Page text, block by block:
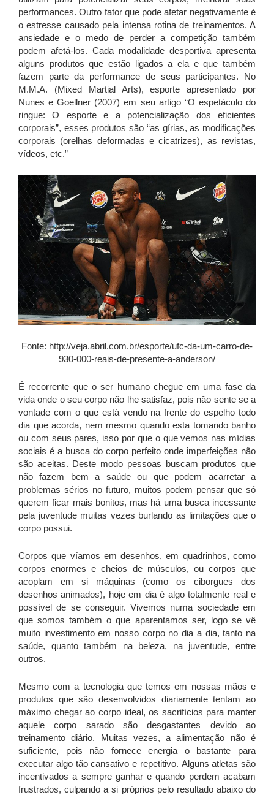
performances. Outro fator que pode afetar negativamente é
o estresse causado pela intensa rotina de treinamentos. A
ansiedade e o medo de perder a competição também
podem afetá-los. Cada modalidade desportiva apresenta
alguns produtos que estão ligados a ela e que também
fazem parte da performance de seus participantes. No
M.M.A. (Mixed Martial Arts), esporte apresentado por
Nunes e Goellner (2007) em seu artigo “O espetáculo do
ringue: O esporte e a potencialização dos eficientes
corporais”, esses produtos são “as gírias, as modificações
corporais (orelhas deformadas e cicatrizes), as revistas,
vídeos, etc.”
Fonte: http://veja.abril.com.br/esporte/ufc-da-um-carro-de-
930-000-reais-de-presente-a-anderson/
É recorrente que o ser humano chegue em uma fase da
vida onde o seu corpo não lhe satisfaz, pois não sente se a
vontade com o que está vendo na frente do espelho todo
dia que acorda, nem mesmo quando esta tomando banho
ou com seus pares, isso por que o que vemos nas mídias
sociais é a busca do corpo perfeito onde imperfeições não
são aceitas. Deste modo pessoas buscam produtos que
não fazem bem a saúde ou que podem acarretar a
problemas sérios no futuro, muitos podem pensar que só
querem ficar mais bonitos, mas há uma busca incessante
pela juventude muitas vezes burlando as limitações que o
corpo possui.
Corpos que víamos em desenhos, em quadrinhos, como
corpos enormes e cheios de músculos, ou corpos que
acoplam em si máquinas (como os ciborgues dos
desenhos animados), hoje em dia é algo totalmente real e
possível de se conseguir. Vivemos numa sociedade em
que somos também o que aparentamos ser, logo se vê
muito investimento em nosso corpo no dia a dia, tanto na
saúde, quanto também na beleza, na juventude, entre
outros.
Mesmo com a tecnologia que temos em nossas mãos e
produtos que são desenvolvidos diariamente tentam ao
máximo chegar ao corpo ideal, os sacrifícios para manter
aquele corpo sarado são desgastantes devido ao
treinamento diário. Muitas vezes, a alimentação não é
suficiente, pois não fornece energia o bastante para
executar algo tão cansativo e repetitivo. Alguns atletas são
incentivados a sempre ganhar e quando perdem acabam
frustrados, culpando a si próprios pelo resultado abaixo do